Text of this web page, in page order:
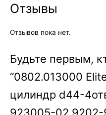
Отзывы
Отзывов пока нет.
Будьте первым,
“0802.013000
цилиндр d44-
923005-02